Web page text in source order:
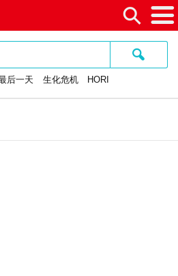
⚲
≡
🔍
后一天 生化危机 HORI